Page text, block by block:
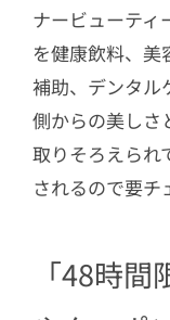
ナービューティ
を健康飲料、美
補助、デンタル
側からの美しさ
取りそろえられ
されるので要チ
「48時